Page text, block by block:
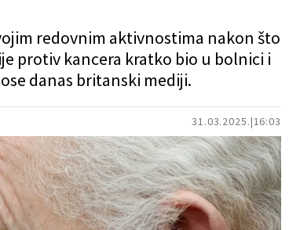
31.03.2025. 16:03
redovnim aktivnostima nakon što
protiv kancera kratko bio u bolnici i
danas britanski mediji.